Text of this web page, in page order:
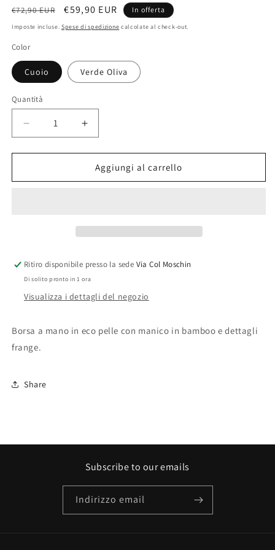
Prezzo
di
€72,90 EUR
Prezzo
scontato
€59,90 EUR In offerta
Imposte incluse. Spese di spedizione calcolate al check-out.
Color
Cuoio Verde Oliva
Quantità
Diminuisci
quantità
per
&quot;ZAYA&quot;
bag
Aumenta
quantità
per
&quot;ZAYA&quot;
bag
Aggiungi al carrello
Ritiro disponibile presso la sede Via Col Moschin
Di solito pronto in 1 ora
Visualizza i dettagli del negozio
Borsa a mano in eco pelle con manico in bamboo e dettagli
frange.
Share
Subscribe to our emails
Indirizzo email